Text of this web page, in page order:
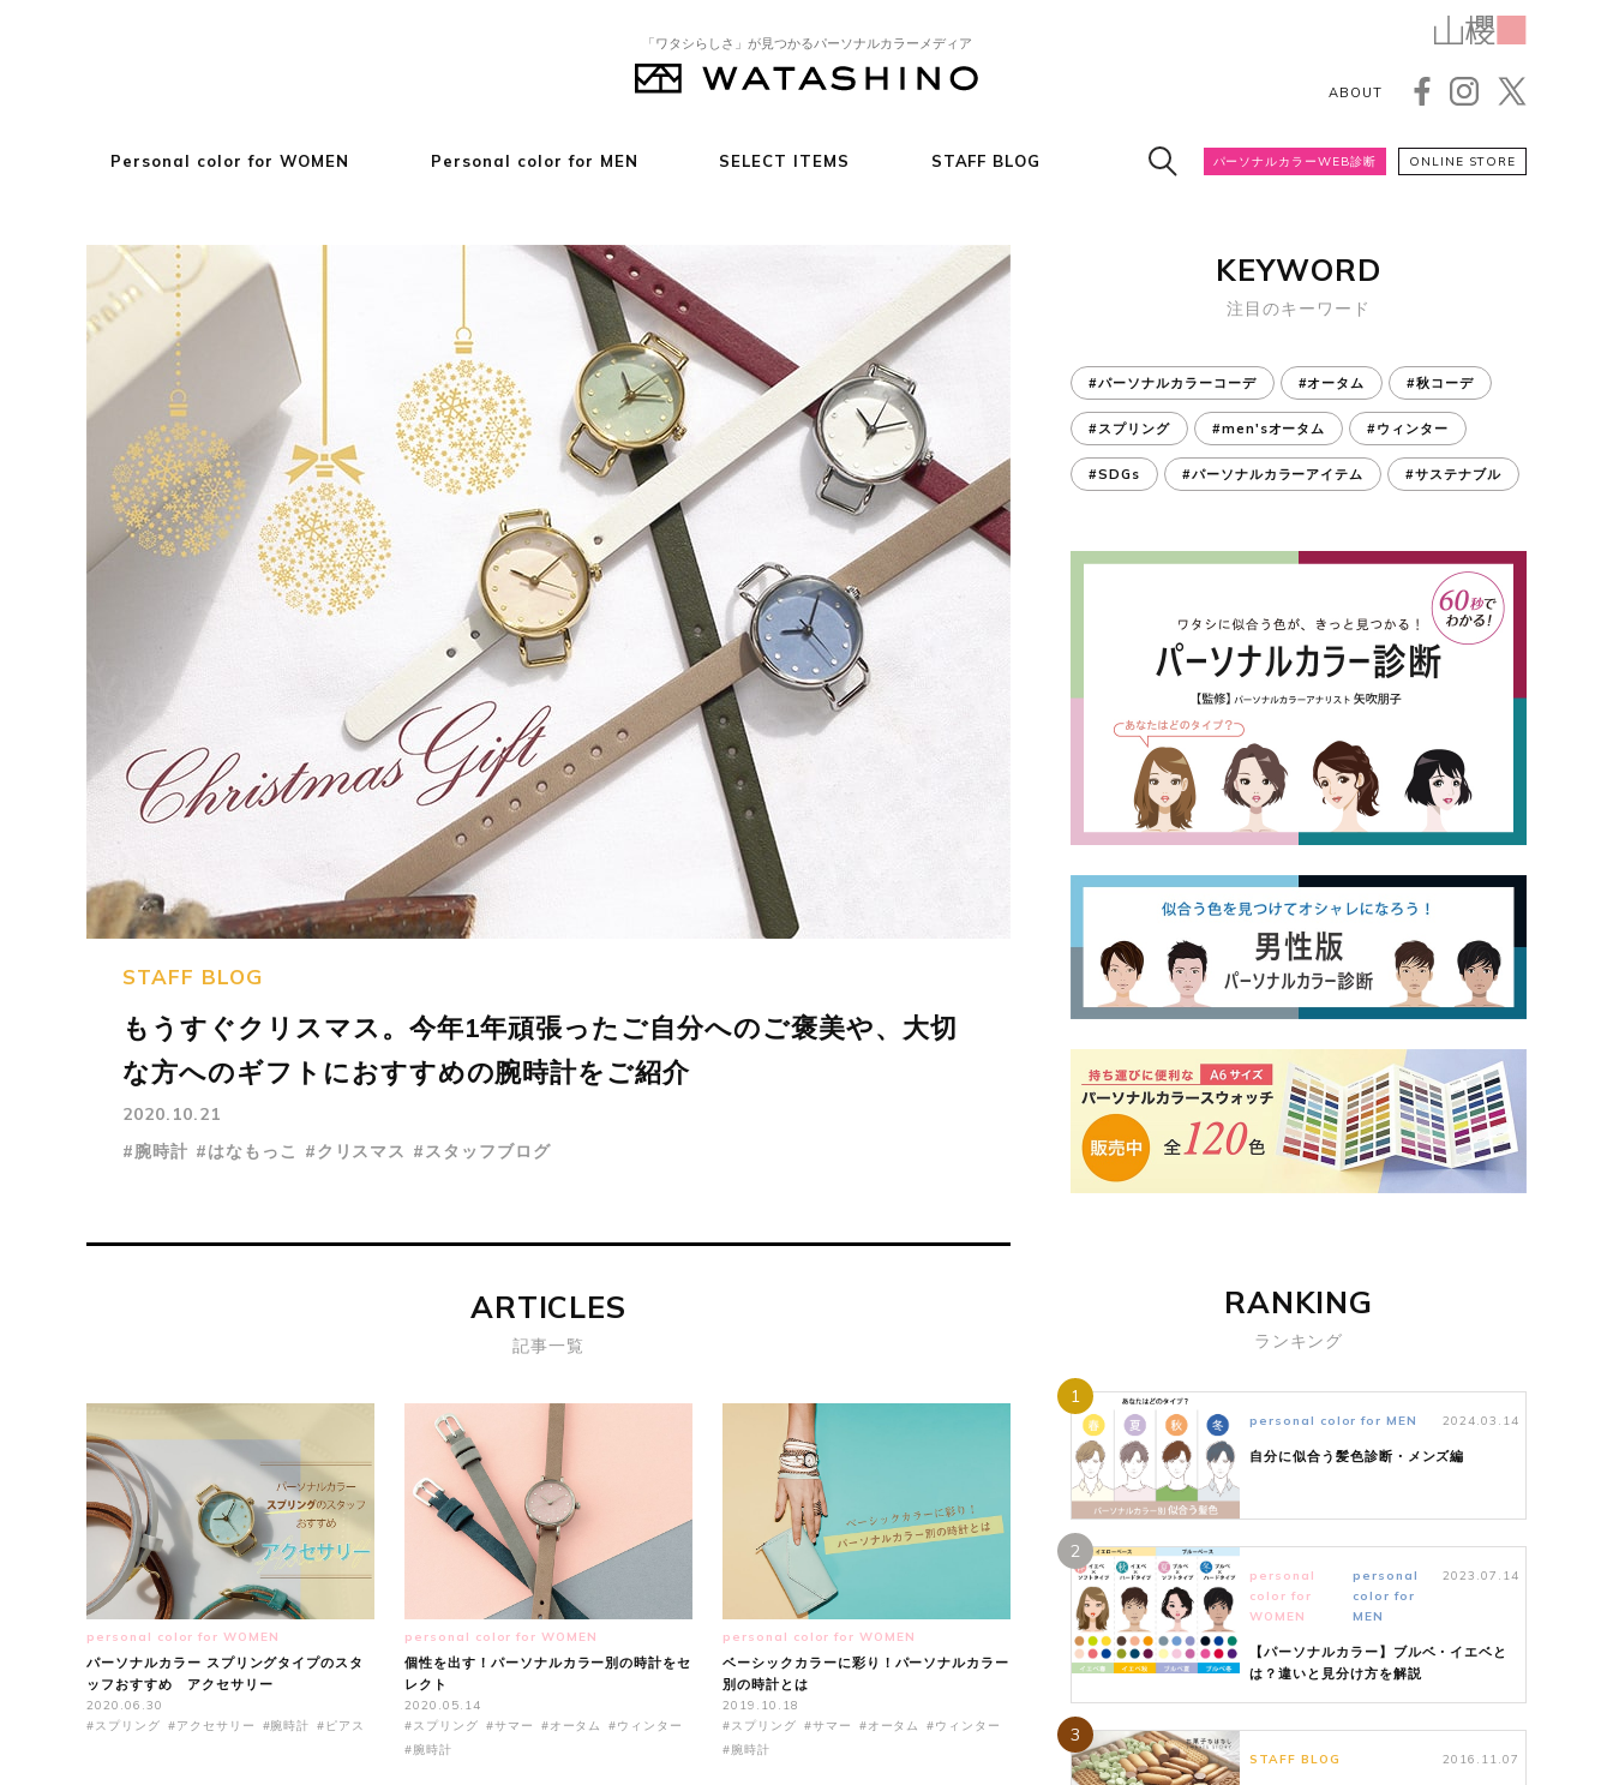
「ワタシらしさ」が見つかるパーソナルカラーメディア
ABOUT
Personal color for WOMEN Personal color for MEN SELECT ITEMS STAFF BLOG パーソナルカラーWEB診断 ONLINE STORE
STAFF BLOG
もうすぐクリスマス。今年1年頑張ったご自分へのご褒美や、大切
な方へのギフトにおすすめの腕時計をご紹介
2020.10.21
#腕時計 #はなもっこ #クリスマス #スタッフブログ
ARTICLES
記事一覧
personal color for WOMEN
パーソナルカラー スプリングタイプのスタ
ッフおすすめ アクセサリー
2020.06.30
#スプリング #アクセサリー #腕時計 #ピアス
personal color for WOMEN
個性を出す！パーソナルカラー別の時計をセ
レクト
2020.05.14
#スプリング #サマー #オータム
#ウィンター
#腕時計
personal color for WOMEN
ベーシックカラーに彩り！パーソナルカラー
別の時計とは
2019.10.18
#スプリング #サマー #オータム
#ウィンター
#腕時計
KEYWORD
注目のキーワード
#パーソナルカラーコーデ #オータム #秋コーデ
#スプリング #men'sオータム #ウィンター
#SDGs #パーソナルカラーアイテム #サステナブル
RANKING
ランキング
1
personal color for MEN 2024.03.14
自分に似合う髪色診断・メンズ編
2
personal
color for
WOMEN
personal
color for
MEN
2023.07.14
【パーソナルカラー】ブルベ・イエベと
は？違いと見分け方を解説
3
STAFF BLOG 2016.11.07